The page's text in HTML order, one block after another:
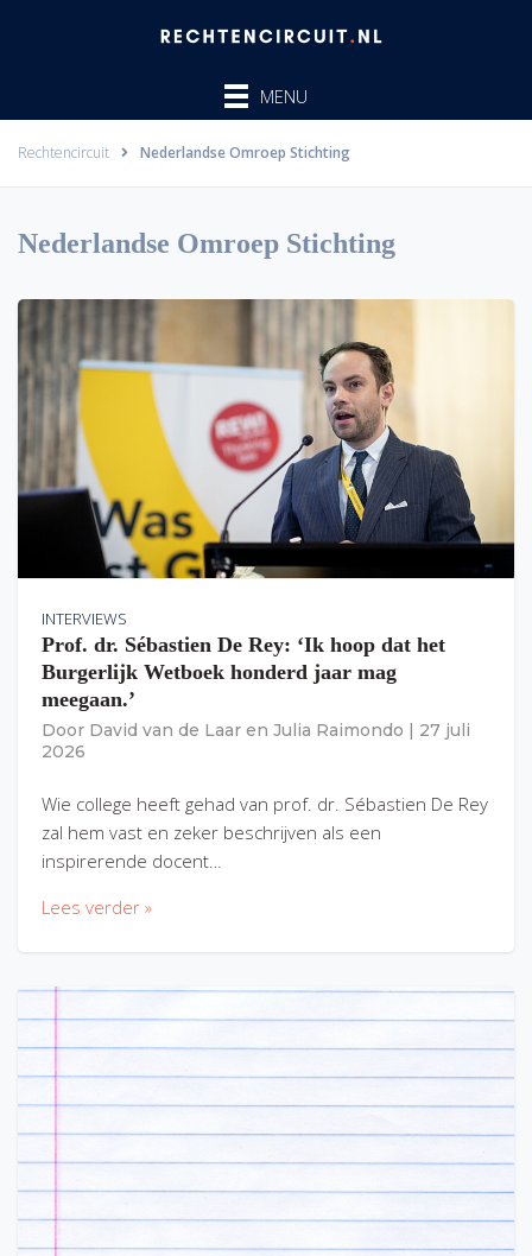
MENU
Rechtencircuit Nederlandse Omroep Stichting
Nederlandse Omroep Stichting
INTERVIEWS
Prof. dr. Sébastien De Rey: ‘Ik hoop dat het
Burgerlijk Wetboek honderd jaar mag
meegaan.’
Door David van de Laar en Julia Raimondo
27 juli
2026
Wie college heeft gehad van prof. dr. Sébastien De Rey
zal hem vast en zeker beschrijven als een
inspirerende docent…
Lees verder »